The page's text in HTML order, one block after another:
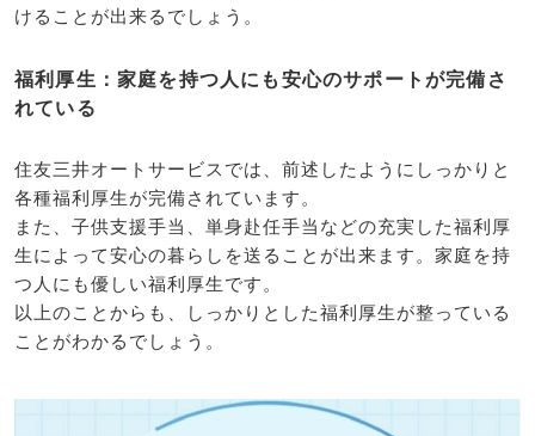
けることが出来るでしょう。
福利厚生：家庭を持つ人にも安心のサポートが完備さ
れている
住友三井オートサービスでは、前述したようにしっかりと
各種福利厚生が完備されています。
また、子供支援手当、単身赴任手当などの充実した福利厚
生によって安心の暮らしを送ることが出来ます。家庭を持
つ人にも優しい福利厚生です。
以上のことからも、しっかりとした福利厚生が整っている
ことがわかるでしょう。